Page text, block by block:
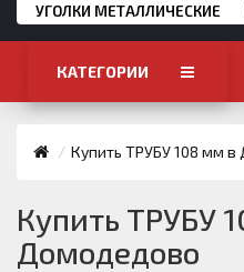
УГОЛКИ МЕТАЛЛИЧЕСКИЕ
КАТЕГОРИИ
Купить ТРУБУ 108 мм
Купить ТРУБУ
Домодедово